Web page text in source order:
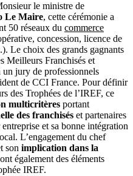
le ministre de
Le Maire, cette cérémonie a
50 réseaux du commerce
concession, licence de
Le choix des grands gagnants
Meilleurs Franchisés et
un jury de professionnels
de CCI France. Pour définir
des Trophées de l’IREF, ce
multicritères portant
des franchisés et partenaires
et sa bonne intégration
L’engagement du chef
son implication dans la
également des éléments
IREF.